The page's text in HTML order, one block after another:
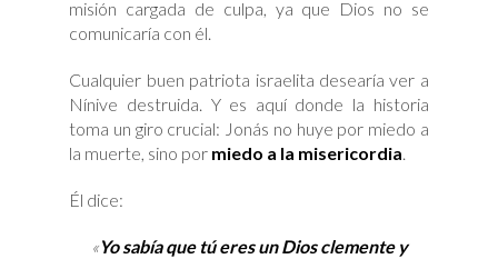
misión cargada de culpa, ya que Dios no se
comunicaría con él.
Cualquier buen patriota israelita desearía ver a
Nínive destruida. Y es aquí donde la historia
toma un giro crucial: Jonás no huye por miedo a
la muerte, sino por miedo a la misericordia.
Él dice:
«Yo sabía que tú eres un Dios clemente y